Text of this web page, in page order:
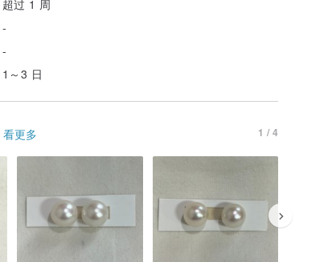
超过 1 周
-
-
1～3 日
看更多 1 / 4